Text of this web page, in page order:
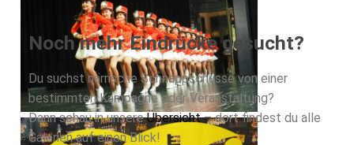
Noch mehr Eindrücke gesucht?
Du suchst närrische Schnappschüsse von einer
bestimmten Kampagne oder Veranstaltung?
Dann schau in unsereÜbersicht– dort findest du alle
Galerien auf einen Blick!